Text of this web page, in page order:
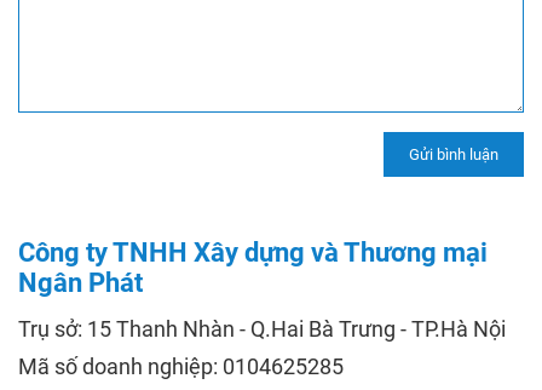
Công ty TNHH Xây dựng và Thương mại
Ngân Phát
Trụ sở: 15 Thanh Nhàn - Q.Hai Bà Trưng - TP.Hà Nội
Mã số doanh nghiệp: 0104625285